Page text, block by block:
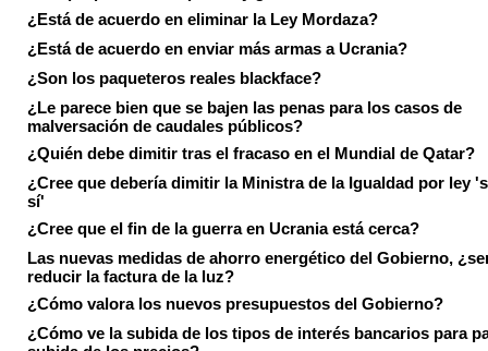
¿Está de acuerdo en eliminar la Ley Mordaza?
¿Está de acuerdo en enviar más armas a Ucrania?
¿Son los paqueteros reales blackface?
¿Le parece bien que se bajen las penas para los casos de
malversación de caudales públicos?
¿Quién debe dimitir tras el fracaso en el Mundial de Qatar?
¿Cree que debería dimitir la Ministra de la Igualdad por ley
sí'
¿Cree que el fin de la guerra en Ucrania está cerca?
Las nuevas medidas de ahorro energético del Gobierno,
reducir la factura de la luz?
¿Cómo valora los nuevos presupuestos del Gobierno?
¿Cómo ve la subida de los tipos de interés bancarios para